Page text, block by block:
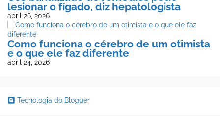
lesionar o fígado, diz hepatologista
abril 26, 2026
Como funciona o cérebro de um otimista
e o que ele faz diferente
abril 24, 2026
Tecnologia do Blogger